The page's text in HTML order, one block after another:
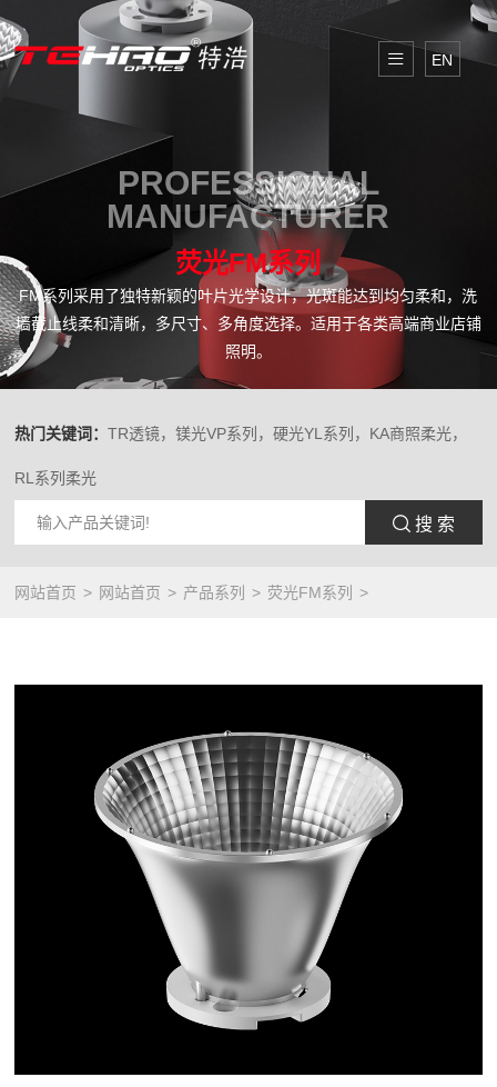
EN
PROFESSIONAL
MANUFACTURER
荧光FM系列
FM系列采用了独特新颖的叶片光学设计，光斑能达到均匀柔和，洗
墙截止线柔和清晰，多尺寸、多角度选择。适用于各类高端商业店铺
照明。
热门关键词：TR透镜，镁光VP系列，硬光YL系列，KA商照柔光，
RL系列柔光
 搜 索
网站首页 网站首页 产品系列 荧光FM系列